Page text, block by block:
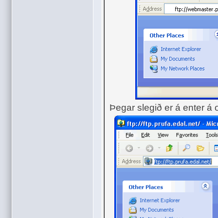
Þegar slegið er á enter á